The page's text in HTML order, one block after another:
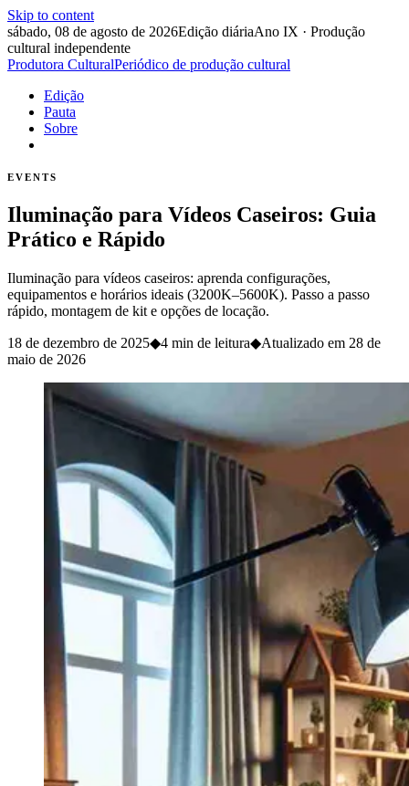
Skip to content
sábado, 08 de agosto de 2026Edição diáriaAno IX · Produção
cultural independente
Produtora CulturalPeriódico de produção cultural
Edição
Pauta
Sobre
EVENTS
Iluminação para Vídeos Caseiros: Guia
Prático e Rápido
Iluminação para vídeos caseiros: aprenda configurações,
equipamentos e horários ideais (3200K–5600K). Passo a passo
rápido, montagem de kit e opções de locação.
18 de dezembro de 2025◆4 min de leitura◆Atualizado em 28 de
maio de 2026